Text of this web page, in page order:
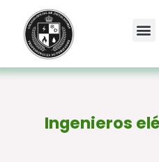
contenido
Ingenieros